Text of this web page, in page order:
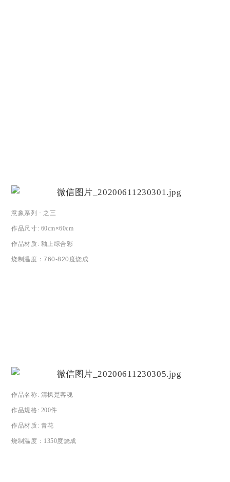
意象系列 · 之三
作品尺寸: 60cm×60cm
作品材质: 釉上综合彩
烧制温度：760-820度烧成
作品名称: 清枫楚客魂
作品规格 : 200件
作品材质: 青花
烧制温度：1350度烧成